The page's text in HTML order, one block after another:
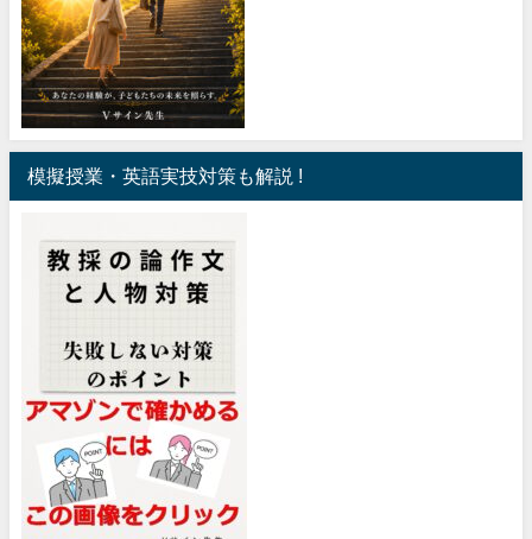
模擬授業・英語実技対策も解説 !